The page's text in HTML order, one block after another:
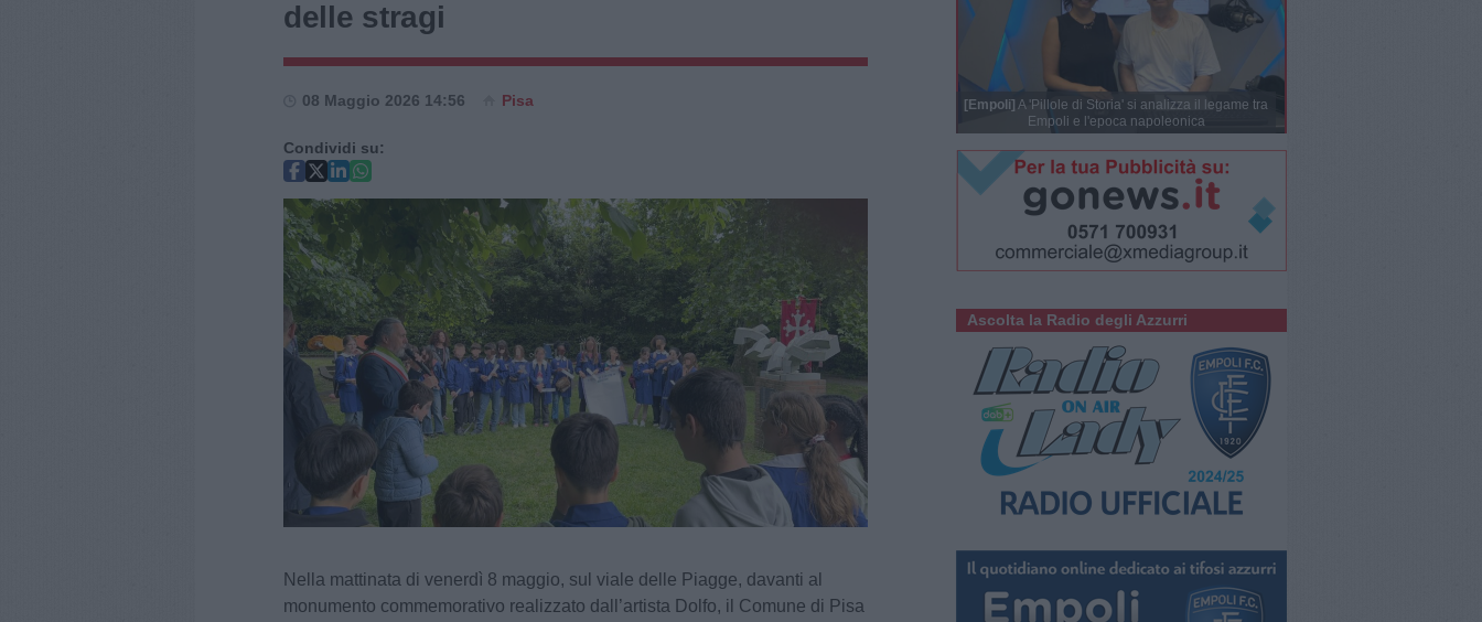
delle stragi
08 Maggio 2026 14:56 Pisa
Condividi su:
Nella mattinata di venerdì 8 maggio, sul viale delle Piagge, davanti al
monumento commemorativo realizzato dall’artista Dolfo, il Comune di Pisa
[Empoli] A 'Pillole di Storia' si analizza il legame tra
Empoli e l'epoca napoleonica
Ascolta la Radio degli Azzurri